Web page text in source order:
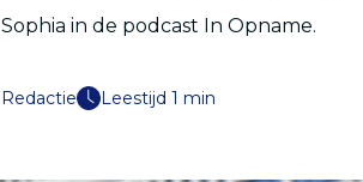
Sophia in de podcast In Opname.
Redactie Leestijd 1 min